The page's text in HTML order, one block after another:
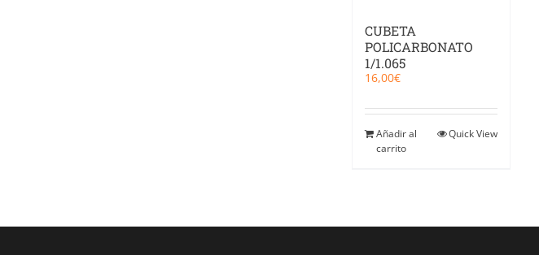
CUBETA
POLICARBONATO
1/1.065
16,00€
Añadir al
carrito
Quick View